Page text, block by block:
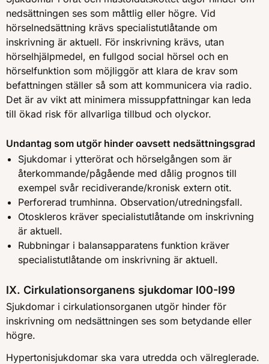
nedsättningen ses som måttlig eller högre. Vid
hörselnedsättning krävs specialistutlåtande om
inskrivning är aktuell. För inskrivning krävs, utan
hörselhjälpmedel, en fullgod social hörsel och en
hörselfunktion som möjliggör att klara de krav som
befattningen ställer så som att kommunicera via radio.
Det är av vikt att minimera missuppfattningar kan leda
till ökad risk för allvarliga tillbud och olyckor.
Undantag som utgör hinder oavsett nedsättningsgrad
Sjukdomar i ytterörat och hörselgången som är
återkommande/pågående med dålig prognos till
exempel svår recidiverande/kronisk extern otit.
Perforerad trumhinna. Observation/utredningsfall.
Otoskleros kräver specialistutlåtande om inskrivning
är aktuell.
Rubbningar i balansapparatens funktion kräver
specialistutlåtande om inskrivning är aktuell.
IX. Cirkulationsorganens sjukdomar I00-I99
Sjukdomar i cirkulationsorganen utgör hinder för
inskrivning om nedsättningen ses som betydande eller
högre.
Hypertonisjukdomar ska vara utredda och välreglerade.